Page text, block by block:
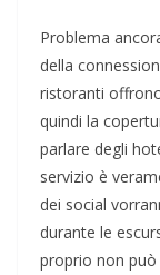
Problema
della
ristoranti
quindi la
parlare degli
servizio è
dei social
durante le
proprio non